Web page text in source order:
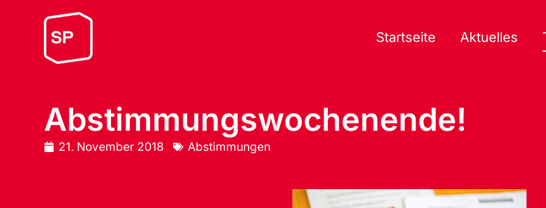
Startseite Aktuelles
Abstimmungswochenende!
21. November 2018 Abstimmungen